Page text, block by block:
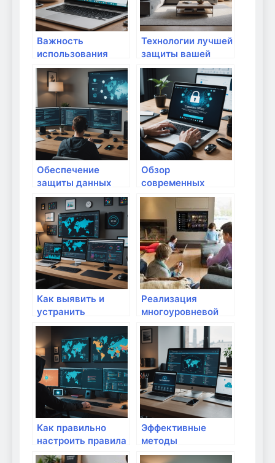
Важность
использования
защищенных
протоколов при
передаче данных:
безопасность
домашнего
интернета
Технологии лучшей
защиты вашей
домашней сети
Обеспечение
защиты данных
при использовании
домашних облаков:
полный гид для
надежной
безопасности
Обзор
современных
средств защиты
для домашних
сетей: как
обеспечить
безопасность
своего интернета
Как выявить и
устранить
уязвимости в
домашней сети:
полный гид для
безопасного
интернет-
пространства
Реализация
многоуровневой
защиты сети
Как правильно
настроить правила
отклонения угроз в
Эффективные
методы
обнаружения и